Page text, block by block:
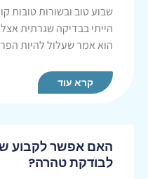
שבוע טוב ובשורות טובות
הייתי בבדיקה שגרתית
הוא אמר שעלול להיות
קרא עוד
האם אפשר לקבוע
לבודקת טהרה?